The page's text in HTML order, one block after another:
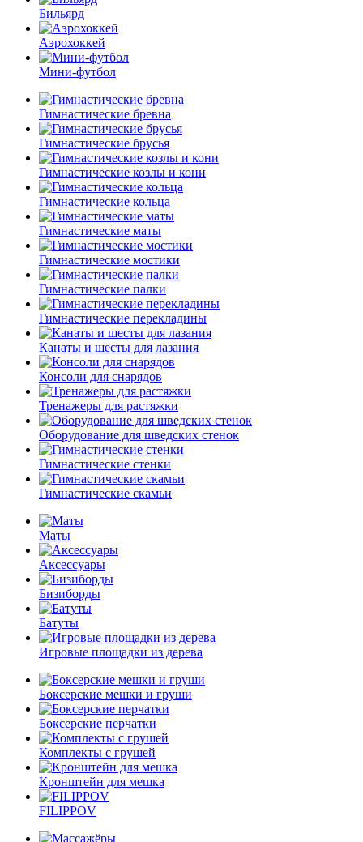
Бильярд
Аэрохоккей
Мини-футбол
Гимнастические бревна
Гимнастические брусья
Гимнастические козлы и кони
Гимнастические кольца
Гимнастические маты
Гимнастические мостики
Гимнастические палки
Гимнастические перекладины
Канаты и шесты для лазания
Консоли для снарядов
Тренажеры для растяжки
Оборудование для шведских стенок
Гимнастические стенки
Гимнастические скамьи
Маты
Аксессуары
Бизиборды
Батуты
Игровые площадки из дерева
Боксерские мешки и груши
Боксерские перчатки
Комплекты с грушей
Кронштейн для мешка
FILIPPOV